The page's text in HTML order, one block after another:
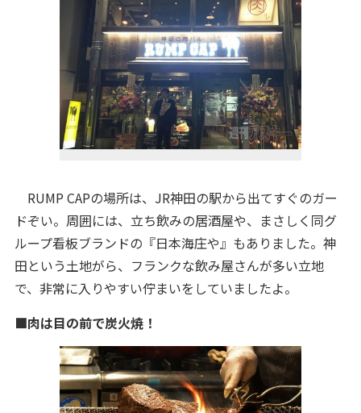
RUMP CAPの場所は、JR神田の駅から出てすぐのガー
ドぞい。周囲には、立ち飲みの居酒屋や、まさしく同グ
ループ看板ブランドの『日本海庄や』もありました。神
田という土地がら、フランクな飲み屋さんが多い立地
で、非常に入りやすい佇まいをしていましたよ。
■肉は目の前で炭火焼！